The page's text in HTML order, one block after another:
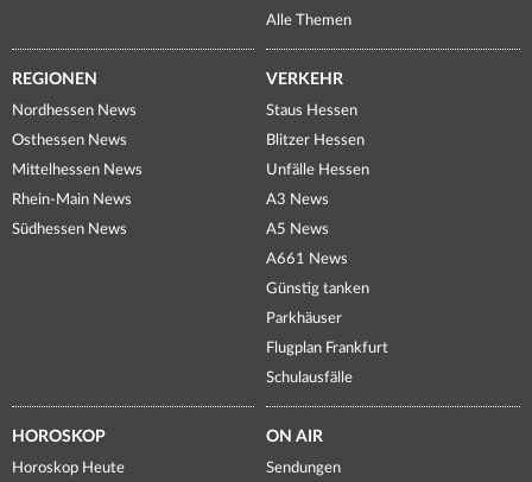
Alle Themen
REGIONEN
Nordhessen News
Osthessen News
Mittelhessen News
Rhein-Main News
Südhessen News
VERKEHR
Staus Hessen
Blitzer Hessen
Unfälle Hessen
A3 News
A5 News
A661 News
Günstig tanken
Parkhäuser
Flugplan Frankfurt
Schulausfälle
HOROSKOP
Horoskop Heute
ON AIR
Sendungen